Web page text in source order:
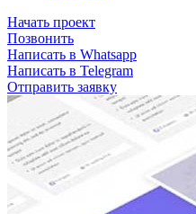
Начать проект
Позвонить
Написать в Whatsapp
Написать в Telegram
Отправить заявку